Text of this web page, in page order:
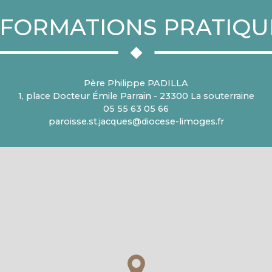
Père Philippe PADILLA
1, place Docteur Émile Parrain - 23300 La souterraine
05 55 63 05 66
paroisse.st.jacques@diocese-limoges.fr